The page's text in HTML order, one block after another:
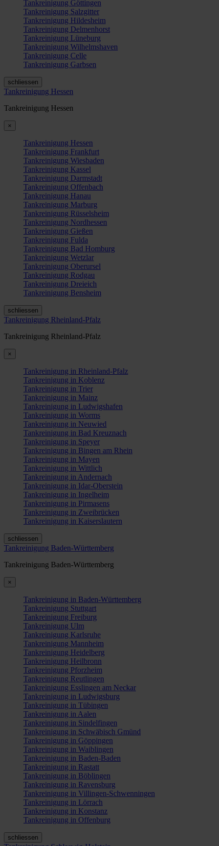
Tankreinigung Göttingen
Tankreinigung Salzgitter
Tankreinigung Hildesheim
Tankreinigung Delmenhorst
Tankreinigung Lüneburg
Tankreinigung Wilhelmshaven
Tankreinigung Celle
Tankreinigung Garbsen
schliessen
Tankreinigung Hessen
Tankreinigung Hessen
×
Tankreinigung Hessen
Tankreinigung Frankfurt
Tankreinigung Wiesbaden
Tankreinigung Kassel
Tankreinigung Darmstadt
Tankreinigung Offenbach
Tankreinigung Hanau
Tankreinigung Marburg
Tankreinigung Rüsselsheim
Tankreinigung Nordhessen
Tankreinigung Gießen
Tankreinigung Fulda
Tankreinigung Bad Homburg
Tankreinigung Wetzlar
Tankreinigung Oberursel
Tankreinigung Rodgau
Tankreinigung Dreieich
Tankreinigung Bensheim
schliessen
Tankreinigung Rheinland-Pfalz
Tankreinigung Rheinland-Pfalz
×
Tankreinigung in Rheinland-Pfalz
Tankreinigung in Koblenz
Tankreinigung in Trier
Tankreinigung in Mainz
Tankreinigung in Ludwigshafen
Tankreinigung in Worms
Tankreinigung in Neuwied
Tankreinigung in Bad Kreuznach
Tankreinigung in Speyer
Tankreinigung in Bingen am Rhein
Tankreinigung in Mayen
Tankreinigung in Wittlich
Tankreinigung in Andernach
Tankreinigung in Idar-Oberstein
Tankreinigung in Ingelheim
Tankreinigung in Pirmasens
Tankreinigung in Zweibrücken
Tankreinigung in Kaiserslautern
schliessen
Tankreinigung Baden-Württemberg
Tankreinigung Baden-Württemberg
×
Tankreinigung in Baden-Württemberg
Tankreinigung Stuttgart
Tankreinigung Freiburg
Tankreinigung Ulm
Tankreinigung Karlsruhe
Tankreinigung Mannheim
Tankreinigung Heidelberg
Tankreinigung Heilbronn
Tankreinigung Pforzheim
Tankreinigung Reutlingen
Tankreinigung Esslingen am Neckar
Tankreinigung in Ludwigsburg
Tankreinigung in Tübingen
Tankreinigung in Aalen
Tankreinigung in Sindelfingen
Tankreinigung in Schwäbisch Gmünd
Tankreinigung in Göppingen
Tankreinigung in Waiblingen
Tankreinigung in Baden-Baden
Tankreinigung in Rastatt
Tankreinigung in Böblingen
Tankreinigung in Ravensburg
Tankreinigung in Villingen-Schwenningen
Tankreinigung in Lörrach
Tankreinigung in Konstanz
Tankreinigung in Offenburg
schliessen